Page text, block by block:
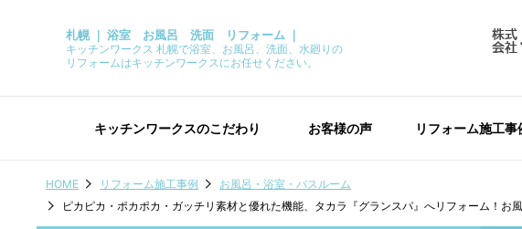
札幌 ｜ 浴室 お風呂 洗面 リフォーム ｜
キッチンワークス 札幌で浴室、お風呂、洗面、水廻りの
リフォームはキッチンワークスにお任せください。
キッチンワークスのこだわり お客様の声 リフォーム施工事
HOME リフォーム施工事例
お風呂・浴室・バスルーム
ピカピカ・ポカポカ・ガッチリ素材と優れた機能、タカラ『グランスパ』へリフォーム